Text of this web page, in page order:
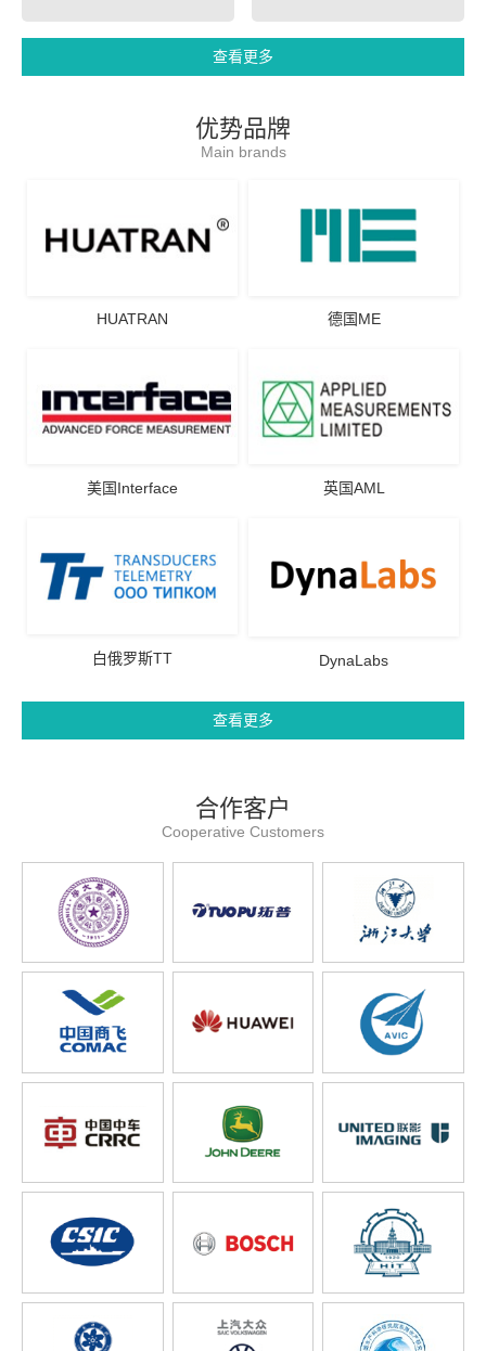
查看更多
优势品牌
Main brands
HUATRAN 德国ME
美国Interface 英国AML
白俄罗斯TT DynaLabs
查看更多
合作客户
Cooperative Customers